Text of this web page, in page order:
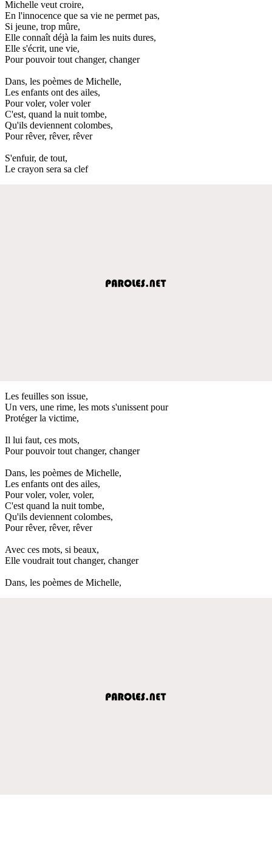
Michelle veut croire,
En l'innocence que sa vie ne permet pas,
Si jeune, trop mûre,
Elle connaît déjà la faim les nuits dures,
Elle s'écrit, une vie,
Pour pouvoir tout changer, changer
Dans, les poèmes de Michelle,
Les enfants ont des ailes,
Pour voler, voler voler
C'est, quand la nuit tombe,
Qu'ils deviennent colombes,
Pour rêver, rêver, rêver
S'enfuir, de tout,
Le crayon sera sa clef
Les feuilles son issue,
Un vers, une rime, les mots s'unissent pour
Protéger la victime,
Il lui faut, ces mots,
Pour pouvoir tout changer, changer
Dans, les poèmes de Michelle,
Les enfants ont des ailes,
Pour voler, voler, voler,
C'est quand la nuit tombe,
Qu'ils deviennent colombes,
Pour rêver, rêver, rêver
Avec ces mots, si beaux,
Elle voudrait tout changer, changer
Dans, les poèmes de Michelle,